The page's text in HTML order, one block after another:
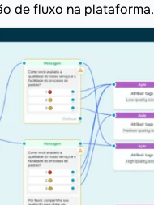
de fluxo na plataforma.